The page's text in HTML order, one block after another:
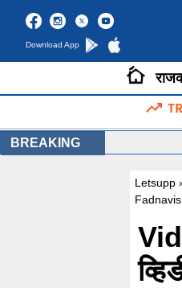
Download App
BREAKING
Letsupp